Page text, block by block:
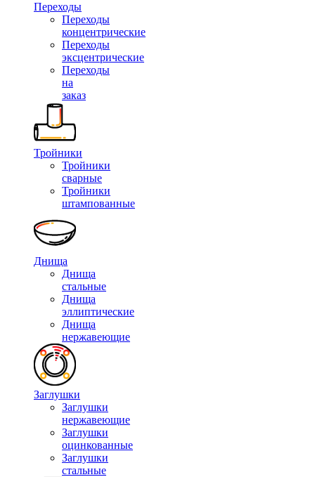
Переходы
Переходы
концентрические
Переходы
эксцентрические
Переходы
на
заказ
Тройники
Тройники
сварные
Тройники
штампованные
Днища
Днища
стальные
Днища
эллиптические
Днища
нержавеющие
Заглушки
Заглушки
нержавеющие
Заглушки
оцинкованные
Заглушки
стальные